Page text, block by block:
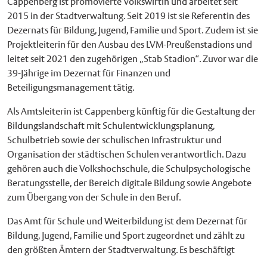
2015 in der Stadtverwaltung. Seit 2019 ist sie Referentin des
Dezernats für Bildung, Jugend, Familie und Sport. Zudem ist sie
Projektleiterin für den Ausbau des LVM-Preußenstadions und
leitet seit 2021 den zugehörigen „Stab Stadion“. Zuvor war die
39-Jährige im Dezernat für Finanzen und
Beteiligungsmanagement tätig.
Als Amtsleiterin ist Cappenberg künftig für die Gestaltung der
Bildungslandschaft mit Schulentwicklungsplanung,
Schulbetrieb sowie der schulischen Infrastruktur und
Organisation der städtischen Schulen verantwortlich. Dazu
gehören auch die Volkshochschule, die Schulpsychologische
Beratungsstelle, der Bereich digitale Bildung sowie Angebote
zum Übergang von der Schule in den Beruf.
Das Amt für Schule und Weiterbildung ist dem Dezernat für
Bildung, Jugend, Familie und Sport zugeordnet und zählt zu
den größten Ämtern der Stadtverwaltung. Es beschäftigt